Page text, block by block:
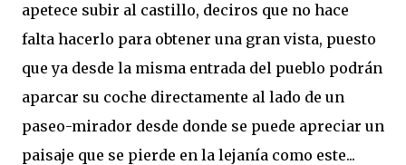
apetece subir al castillo, deciros que no hace
falta hacerlo para obtener una gran vista, puesto
que ya desde la misma entrada del pueblo podrán
aparcar su coche directamente al lado de un
paseo-mirador desde donde se puede apreciar un
paisaje que se pierde en la lejanía como este...